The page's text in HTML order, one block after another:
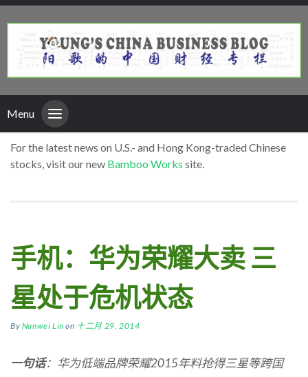
Menu
For the latest news on U.S.- and Hong Kong-traded Chinese
stocks, visit our new Bamboo Works site.
手机：华为荣耀大卖 三
星处于危机状态
By Nanwei Lin on 十二月 29, 2014
一句话：华为低端品牌荣耀2015年料抢得三星等跨国